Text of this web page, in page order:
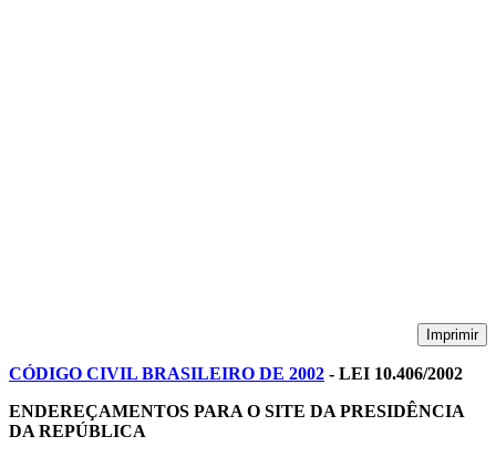
Imprimir
CÓDIGO CIVIL BRASILEIRO DE 2002 - LEI 10.406/2002
ENDEREÇAMENTOS PARA O SITE DA PRESIDÊNCIA
DA REPÚBLICA